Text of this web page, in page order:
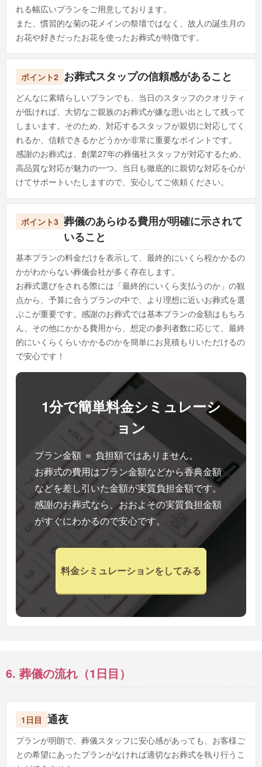
れる幅広いプランをご用意しております。
また、慣習的な菊の花メインの祭壇ではなく、故人の誕生月の
お花や好きだったお花を使ったお葬式が特徴です。
ポイント2 お葬式スタップの信頼感があること
どんなに素晴らしいプランでも、当日のスタッフのクオリティ
が低ければ、大切なご親族のお葬式が嫌な思い出として残って
しまいます。そのため、対応するスタッフが親切に対応してく
れるか、信頼できるかどうかか非常に重要なポイントです。
感謝のお葬式は、創業27年の葬儀社スタッフが対応するため、
高品質な対応が魅力の一つ。当日も徹底的に親切な対応を心が
けてサポートいたしますので、安心してご依頼ください。
ポイント3 葬儀のあらゆる費用が明確に示されて
いること
基本プランの料金だけを表示して、最終的にいくら程かかるの
かがわからない葬儀会社が多く存在します。
お葬式選びをされる際には「最終的にいくら支払うのか」の観
点から、予算に合うプランの中で、より理想に近いお葬式を選
ぶこが重要です。感謝のお葬式では基本プランの金額はもちろ
ん、その他にかかる費用から、想定の参列者数に応じて、最終
的にいくらくらいかかるのかを簡単にお見積もりいただけるの
で安心です！
1分で簡単料金シミュレーシ
ョン
プラン金額 ＝ 負担額ではありません。
お葬式の費用はプラン金額などから香典金額
などを差し引いた金額が実質負担金額です。
感謝のお葬式なら、おおよその実質負担金額
がすぐにわかるので安心です。
料金シミュレーションをしてみる
6. 葬儀の流れ（1日目）
1日目 通夜
プランが明朗で、葬儀スタッフに安心感があっても、お客様ご
との希望にあったプランがなければ適切なお葬式を執り行うこ